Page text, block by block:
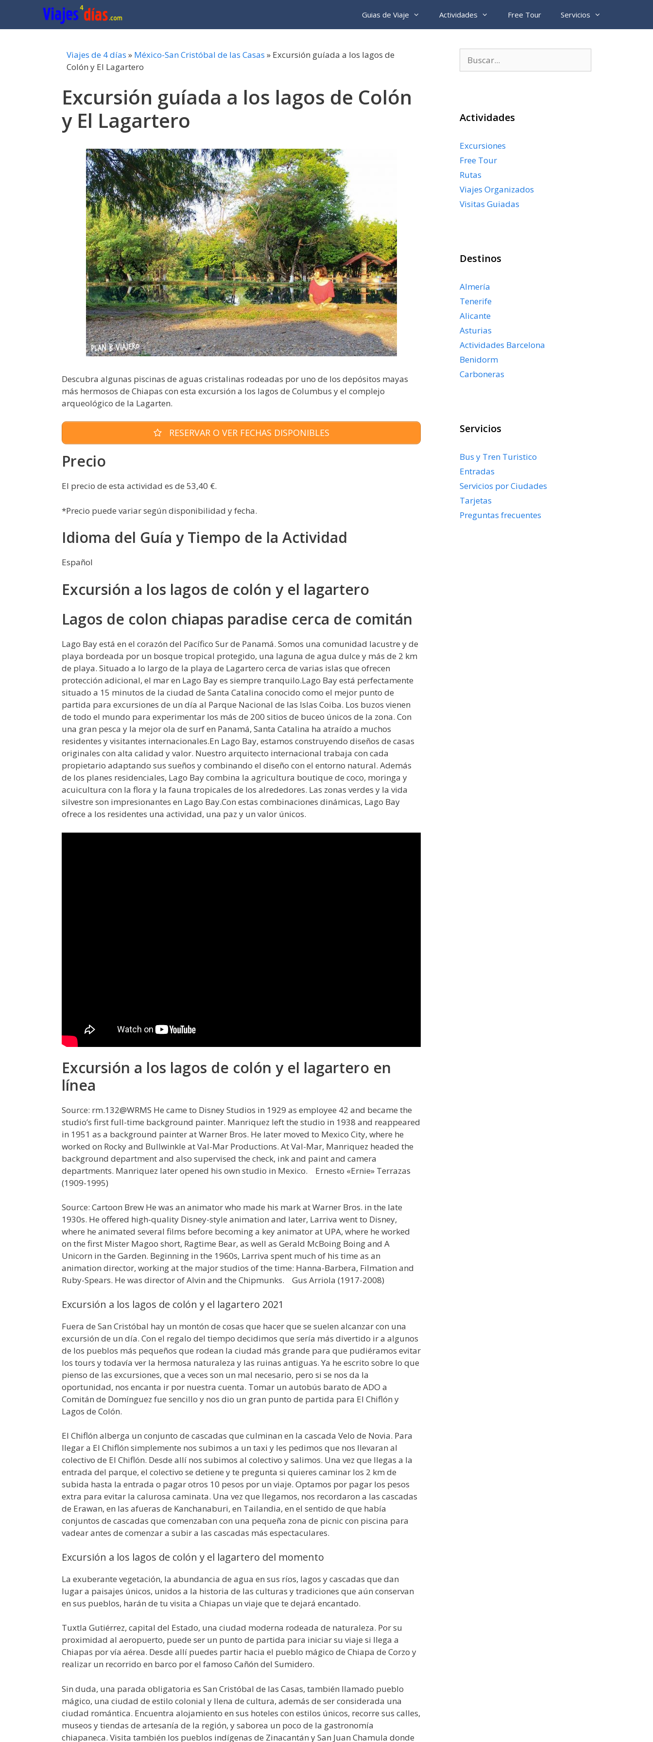
contenido
Guias de Viaje Actividades Free Tour Servicios
Viajes de 4 días » México-San Cristóbal de las Casas » Excursión guíada a los lagos de
Colón y El Lagartero
Excursión guíada a los lagos de Colón
y El Lagartero
Descubra algunas piscinas de aguas cristalinas rodeadas por uno de los depósitos mayas
más hermosos de Chiapas con esta excursión a los lagos de Columbus y el complejo
arqueológico de la Lagarten.
RESERVAR O VER FECHAS DISPONIBLES
Precio
El precio de esta actividad es de 53,40 €.
*Precio puede variar según disponibilidad y fecha.
Idioma del Guía y Tiempo de la Actividad
Español
Excursión a los lagos de colón y el lagartero
Lagos de colon chiapas paradise cerca de comitán
Lago Bay está en el corazón del Pacífico Sur de Panamá. Somos una comunidad lacustre y de
playa bordeada por un bosque tropical protegido, una laguna de agua dulce y más de 2 km
de playa. Situado a lo largo de la playa de Lagartero cerca de varias islas que ofrecen
protección adicional, el mar en Lago Bay es siempre tranquilo.Lago Bay está perfectamente
situado a 15 minutos de la ciudad de Santa Catalina conocido como el mejor punto de
partida para excursiones de un día al Parque Nacional de las Islas Coiba. Los buzos vienen
de todo el mundo para experimentar los más de 200 sitios de buceo únicos de la zona. Con
una gran pesca y la mejor ola de surf en Panamá, Santa Catalina ha atraído a muchos
residentes y visitantes internacionales.En Lago Bay, estamos construyendo diseños de casas
originales con alta calidad y valor. Nuestro arquitecto internacional trabaja con cada
propietario adaptando sus sueños y combinando el diseño con el entorno natural. Además
de los planes residenciales, Lago Bay combina la agricultura boutique de coco, moringa y
acuicultura con la flora y la fauna tropicales de los alrededores. Las zonas verdes y la vida
silvestre son impresionantes en Lago Bay.Con estas combinaciones dinámicas, Lago Bay
ofrece a los residentes una actividad, una paz y un valor únicos.
Excursión a los lagos de colón y el lagartero en
línea
Source: rm.132@WRMS He came to Disney Studios in 1929 as employee 42 and became the
studio’s first full-time background painter. Manriquez left the studio in 1938 and reappeared
in 1951 as a background painter at Warner Bros. He later moved to Mexico City, where he
worked on Rocky and Bullwinkle at Val-Mar Productions. At Val-Mar, Manriquez headed the
background department and also supervised the check, ink and paint and camera
departments. Manriquez later opened his own studio in Mexico. Ernesto «Ernie» Terrazas
(1909-1995)
Source: Cartoon Brew He was an animator who made his mark at Warner Bros. in the late
1930s. He offered high-quality Disney-style animation and later, Larriva went to Disney,
where he animated several films before becoming a key animator at UPA, where he worked
on the first Mister Magoo short, Ragtime Bear, as well as Gerald McBoing Boing and A
Unicorn in the Garden. Beginning in the 1960s, Larriva spent much of his time as an
animation director, working at the major studios of the time: Hanna-Barbera, Filmation and
Ruby-Spears. He was director of Alvin and the Chipmunks. Gus Arriola (1917-2008)
Excursión a los lagos de colón y el lagartero 2021
Fuera de San Cristóbal hay un montón de cosas que hacer que se suelen alcanzar con una
excursión de un día. Con el regalo del tiempo decidimos que sería más divertido ir a algunos
de los pueblos más pequeños que rodean la ciudad más grande para que pudiéramos evitar
los tours y todavía ver la hermosa naturaleza y las ruinas antiguas. Ya he escrito sobre lo que
pienso de las excursiones, que a veces son un mal necesario, pero si se nos da la
oportunidad, nos encanta ir por nuestra cuenta. Tomar un autobús barato de ADO a
Comitán de Domínguez fue sencillo y nos dio un gran punto de partida para El Chiflón y
Lagos de Colón.
El Chiflón alberga un conjunto de cascadas que culminan en la cascada Velo de Novia. Para
llegar a El Chiflón simplemente nos subimos a un taxi y les pedimos que nos llevaran al
colectivo de El Chiflón. Desde allí nos subimos al colectivo y salimos. Una vez que llegas a la
entrada del parque, el colectivo se detiene y te pregunta si quieres caminar los 2 km de
subida hasta la entrada o pagar otros 10 pesos por un viaje. Optamos por pagar los pesos
extra para evitar la calurosa caminata. Una vez que llegamos, nos recordaron a las cascadas
de Erawan, en las afueras de Kanchanaburi, en Tailandia, en el sentido de que había
conjuntos de cascadas que comenzaban con una pequeña zona de picnic con piscina para
vadear antes de comenzar a subir a las cascadas más espectaculares.
Excursión a los lagos de colón y el lagartero del momento
La exuberante vegetación, la abundancia de agua en sus ríos, lagos y cascadas que dan
lugar a paisajes únicos, unidos a la historia de las culturas y tradiciones que aún conservan
en sus pueblos, harán de tu visita a Chiapas un viaje que te dejará encantado.
Tuxtla Gutiérrez, capital del Estado, una ciudad moderna rodeada de naturaleza. Por su
proximidad al aeropuerto, puede ser un punto de partida para iniciar su viaje si llega a
Chiapas por vía aérea. Desde allí puedes partir hacia el pueblo mágico de Chiapa de Corzo y
realizar un recorrido en barco por el famoso Cañón del Sumidero.
Sin duda, una parada obligatoria es San Cristóbal de las Casas, también llamado pueblo
mágico, una ciudad de estilo colonial y llena de cultura, además de ser considerada una
ciudad romántica. Encuentra alojamiento en sus hoteles con estilos únicos, recorre sus calles,
museos y tiendas de artesanía de la región, y saborea un poco de la gastronomía
chiapaneca. Visita también los pueblos indígenas de Zinacantán y San Juan Chamula donde
Actividades
Excursiones
Free Tour
Rutas
Viajes Organizados
Visitas Guiadas
Destinos
Almería
Tenerife
Alicante
Asturias
Actividades Barcelona
Benidorm
Carboneras
Servicios
Bus y Tren Turistico
Entradas
Servicios por Ciudades
Tarjetas
Preguntas frecuentes